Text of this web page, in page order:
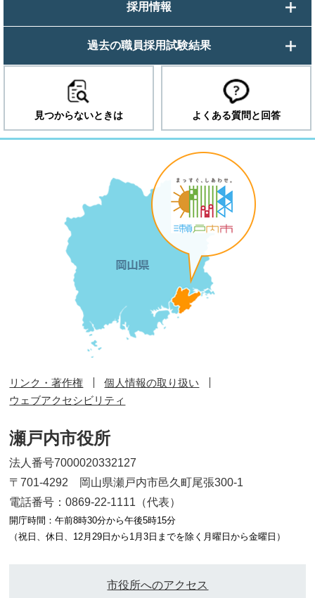
採用情報
過去の職員採用試験結果
見つからないときは よくある質問と回答
リンク・著作権
個人情報の取り扱い
ウェブアクセシビリティ
瀬戸内市役所
法人番号7000020332127
〒701-4292 岡山県瀬戸内市邑久町尾張300-1
電話番号：0869-22-1111（代表）
開庁時間：午前8時30分から午後5時15分
（祝日、休日、12月29日から1月3日までを除く月曜日から金曜日）
市役所へのアクセス